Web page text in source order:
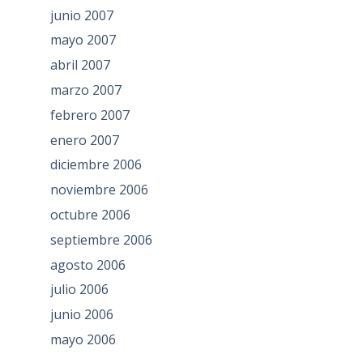
junio 2007
mayo 2007
abril 2007
marzo 2007
febrero 2007
enero 2007
diciembre 2006
noviembre 2006
octubre 2006
septiembre 2006
agosto 2006
julio 2006
junio 2006
mayo 2006